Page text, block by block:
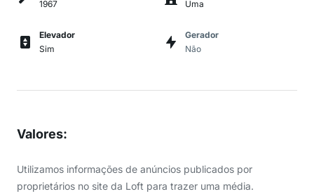
1967
Uma
Elevador
Sim
Gerador
Não
Valores:
Utilizamos informações de anúncios publicados por
proprietários no site da Loft para trazer uma média.